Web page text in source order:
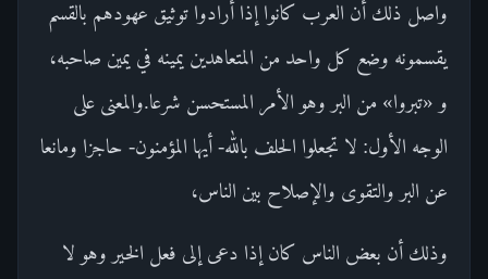
واصل ذلك أن العرب كانوا إذا أرادوا توثيق عهودهم بالقسم
يقسمونه وضع كل واحد من المتعاهدين يمينه في يمين صاحبه،
و «تبروا» من البر وهو الأمر المستحسن شرعا.والمعنى على
الوجه الأول: لا تجعلوا الحلف بالله- أيها المؤمنون- حاجزا ومانعا
عن البر والتقوى والإصلاح بين الناس،
وذلك أن بعض الناس كان إذا دعى إلى فعل الخير وهو لا